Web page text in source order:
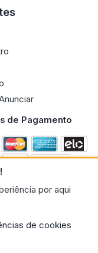
por aqui
de cookies
de Pagamento
ELETRONICO